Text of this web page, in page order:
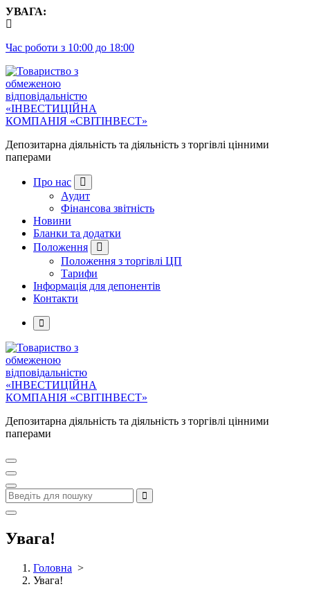
Перейти
до
УВАГА:
Час роботи з 10:00 до 18:00
Депозитарна діяльність та діяльність з торгівлі цінними
паперами
Про нас
Аудит
Фінансова звітність
Новини
Бланки та додатки
Положення
Положення з торгівлі ЦП
Тарифи
Інформація для депонентів
Контакти
Депозитарна діяльність та діяльність з торгівлі цінними
паперами
Увага!
Головна >
Увага!